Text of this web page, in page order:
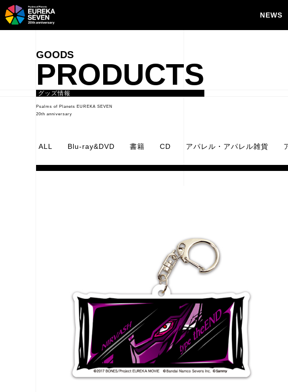
NEWS
PRODUCTS
グッズ情報
Psalms of Planets EUREKA SEVEN
20th anniversary
ALL Blu-ray&DVD 書籍 CD アパレル・アパレル雑貨